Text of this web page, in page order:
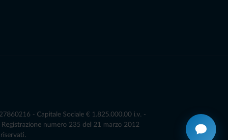
- Capitale Sociale € 1.825.000,00 i.v. -
numero 235 del 21 marzo 2012